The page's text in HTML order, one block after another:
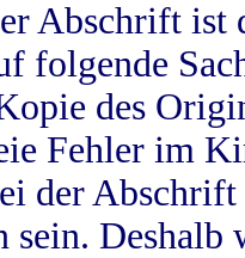
Abschrift ist
folgende
des
Fehler im
der Abschrift
sein.